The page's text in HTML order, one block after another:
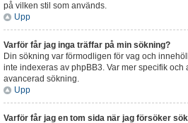
på vilken stil som används.
Upp
Varför får jag inga träffar på min sökning?
Din sökning var förmodligen för vag och
inte indexeras av phpBB3. Var mer specifik
avancerad sökning.
Upp
Varför får jag en tom sida när jag försöker